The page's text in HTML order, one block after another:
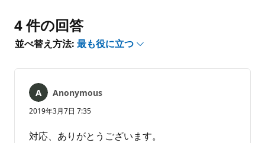
は
あ
ま
ん
4 件の回答
並べ替え方法: 最も役に立つ
Anonymous
2019年3月7日 7:35
対応、ありがとうございます。